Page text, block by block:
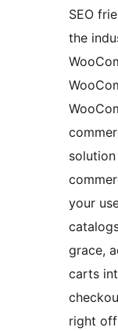
SEO
the
your
grace,
carts
right